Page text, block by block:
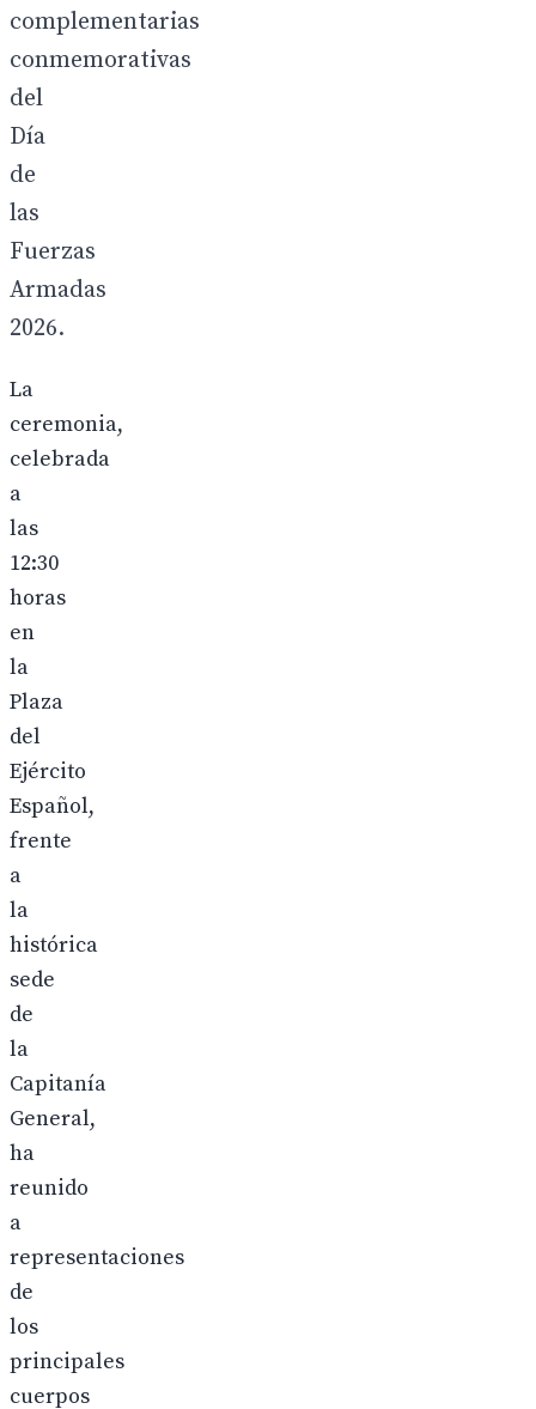
complementarias
conmemorativas
del
Día
de
las
Fuerzas
Armadas
2026.
La
ceremonia,
celebrada
a
las
12:30
horas
en
la
Plaza
del
Ejército
Español,
frente
a
la
histórica
sede
de
la
Capitanía
General,
ha
reunido
a
representaciones
de
los
principales
cuerpos